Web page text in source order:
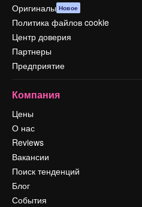
Оригиналы Новое
Политика файлов cookie
Центр доверия
Партнеры
Предприятие
Компания
Цены
О нас
Reviews
Вакансии
Поиск тенденций
Блог
События